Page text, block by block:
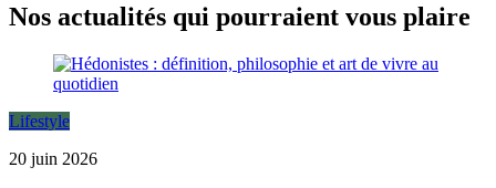
Nos actualités qui pourraient vous plaire
Lifestyle
20 juin 2026